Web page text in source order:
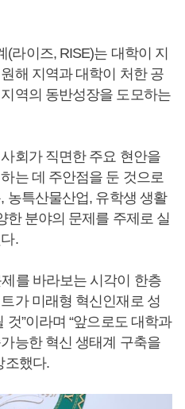
라이즈, RISE)는 대학이 지
해 지역과 대학이 처한 공
역의 동반성장을 도모하는
회가 직면한 주요 현안을
는 데 주안점을 둔 것으로
농특산물산업, 유학생 생활
한 분야의 문제를 주제로 실
.
를 바라보는 시각이 한층
가 미래형 혁신인재로 성
”이라며 “앞으로도 대학과
능한 혁신 생태계 구축을
조했다.